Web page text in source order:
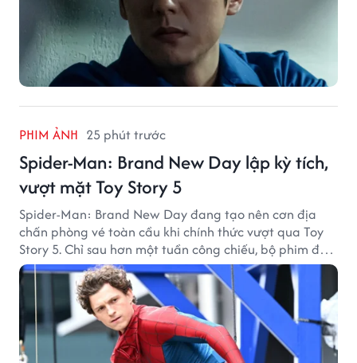
PHIM ẢNH 25 phút trước
Spider-Man: Brand New Day lập kỳ tích,
vượt mặt Toy Story 5
Spider-Man: Brand New Day đang tạo nên cơn địa
chấn phòng vé toàn cầu khi chính thức vượt qua Toy
Story 5. Chỉ sau hơn một tuần công chiếu, bộ phim đã
thu về hơn 30.000 tỷ đồng và trở thành tác phẩm ăn
khách nhất năm 2026.